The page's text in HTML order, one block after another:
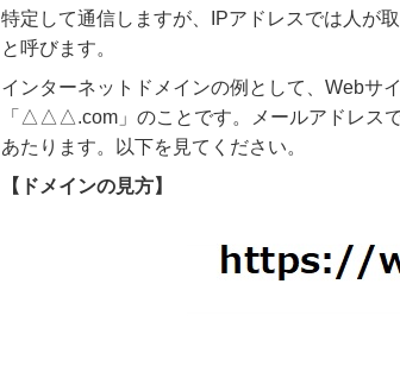
特定して通信しますが、IPアドレスでは人が
と呼びます。
インターネットドメインの例として、Webサ
「△△△.com」のことです。メールアドレス
あたります。以下を見てください。
【ドメインの見方】